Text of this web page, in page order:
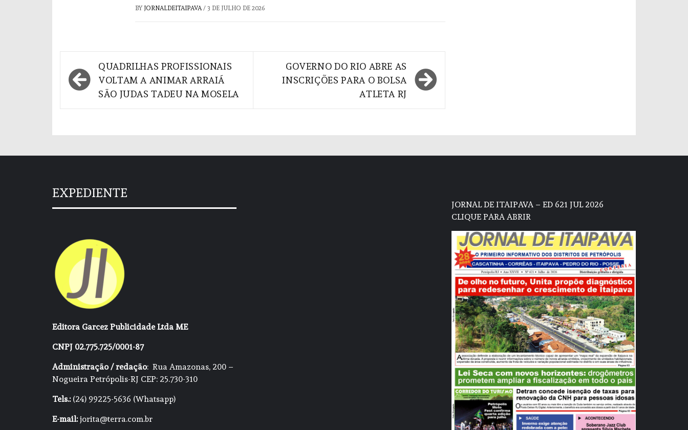
BY JORNALDEITAIPAVA / 3 DE JULHO DE 2026
Navegação
de
QUADRILHAS PROFISSIONAIS
VOLTAM A ANIMAR ARRAIÁ
SÃO JUDAS TADEU NA MOSELA
GOVERNO DO RIO ABRE AS
INSCRIÇÕES PARA O BOLSA
ATLETA RJ
EXPEDIENTE
Editora Garcez Publicidade Ltda ME
CNPJ 02.775.725/0001-87
Administração / redação: Rua Amazonas, 200 –
Nogueira Petrópolis-RJ CEP: 25.730-310
Tels.:(24) 99225-5636 (Whatsapp)
E-mail:jorita@terra.com.br
JORNAL DE ITAIPAVA – ED 621 JUL 2026
CLIQUE PARA ABRIR